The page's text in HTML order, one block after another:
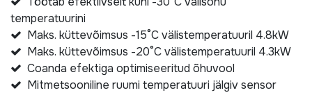
temperatuurini
Maks. küttevõimsus -15°C välistemperatuuril 4.8kW
Maks. küttevõimsus -20°C välistemperatuuril 4.3kW
Coanda efektiga optimiseeritud õhuvool
Mitmetsooniline ruumi temperatuuri jälgiv sensor